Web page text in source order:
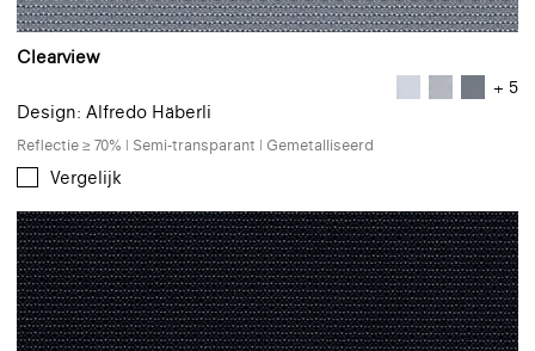
Clearview
+ 5
Design: Alfredo Häberli
Reflectie ≥ 70% | Semi-transparant | Gemetalliseerd
Vergelijk